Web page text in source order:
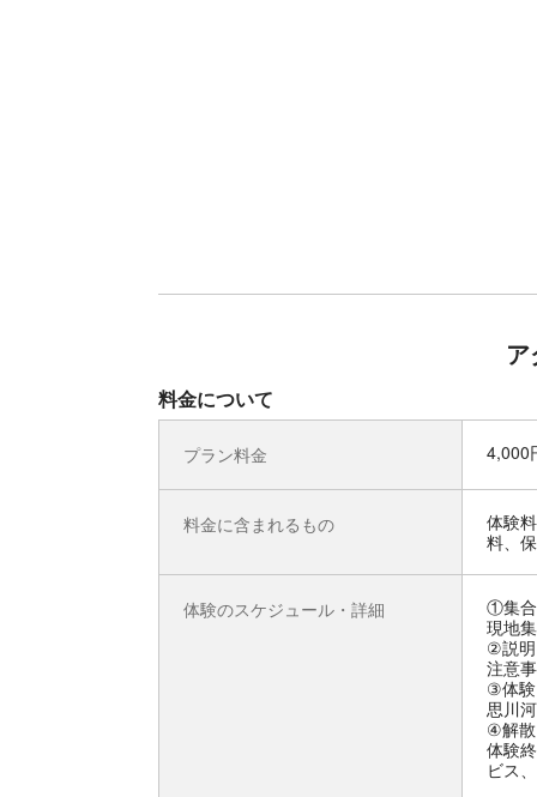
料金について
プラン料金 4,000
料金に含まれるもの
体験
料、
体験のスケジュール・詳細
①集
現地
②説明
注意
③体験
思川
④解散
体験
ビス